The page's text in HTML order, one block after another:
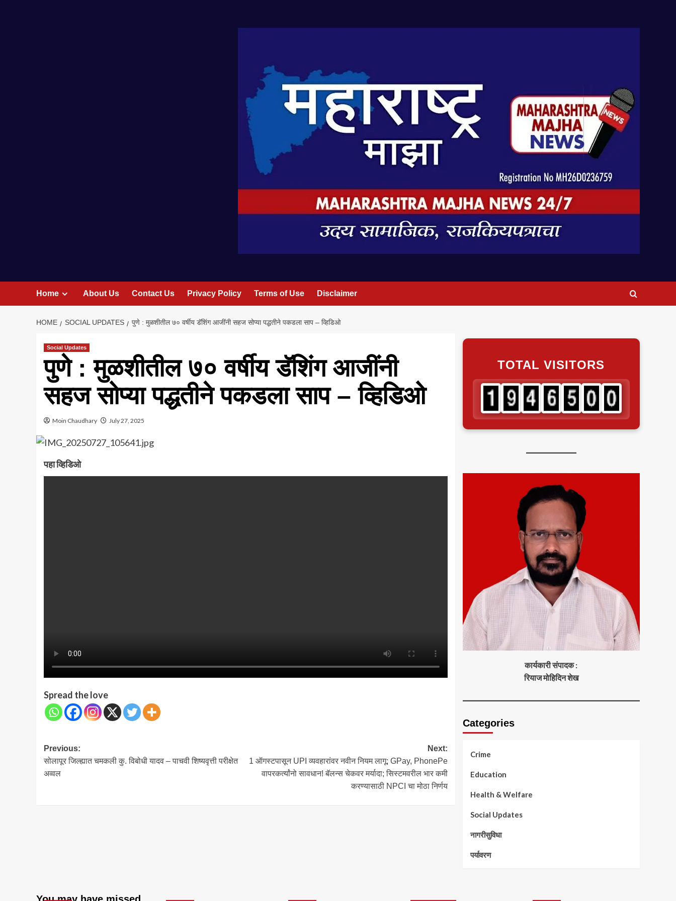
Home About Us Contact Us Privacy Policy Terms of Use Disclaimer
HOME SOCIAL UPDATES पुणे : मुळशीतील ७० वर्षीय डॅशिंग आजींनी सहज सोप्या पद्धतीने पकडला साप – व्हिडिओ
Social Updates
पुणे : मुळशीतील ७० वर्षीय डॅशिंग आजींनी
सहज सोप्या पद्धतीने पकडला साप – व्हिडिओ
Moin Chaudhary July 27, 2025
पहा व्हिडिओ
Spread the love
Post
navigation
Previous:
सोलापूर जिल्ह्यात चमकली कु. विबोधी यादव – पाचवी शिष्यवृत्ती परीक्षेत
अव्वल
Next:
1 ऑगस्टपासून UPI व्यवहारांवर नवीन नियम लागू; GPay, PhonePe
वापरकर्त्यांनो सावधान! बॅलन्स चेकवर मर्यादा; सिस्टमवरील भार कमी
करण्यासाठी NPCI चा मोठा निर्णय
TOTAL VISITORS
कार्यकारी संपादक :
रियाज मोहिदिन शेख
Categories
Crime
Education
Health & Welfare
Social Updates
नागरीसुविधा
पर्यावरण